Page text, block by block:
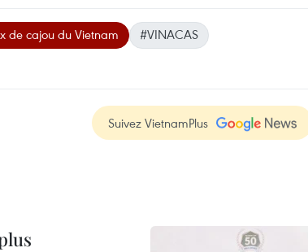
de cajou du Vietnam
#VINACAS
Suivez VietnamPlus